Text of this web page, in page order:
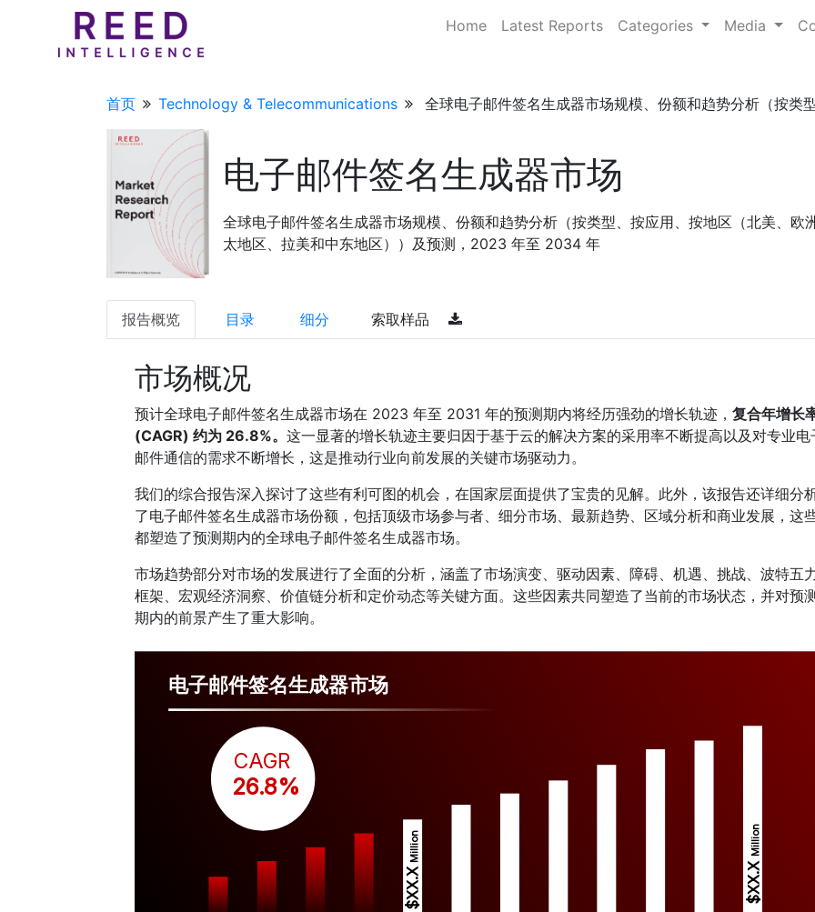
Home Latest Reports Categories Media
首页 Technology & Telecommunications 全球电子邮件签名生成器市场规模、份额和趋势分析（按类
电子邮件签名生成器市场
全球电子邮件签名生成器市场规模、份额和趋势分析（按类型、按应用、按地区（北美、欧
太地区、拉美和中东地区））及预测，2023 年至 2034 年
报告概览 目录 细分 索取样品
市场概况
预计全球电子邮件签名生成器市场在 2023 年至 2031 年的预测期内将经历强劲的增长轨迹， 复合年增长
(CAGR) 约为 26.8%。 这一显著的增长轨迹主要归因于基于云的解决方案的采用率不断提高以及对专业电
邮件通信的需求不断增长，这是推动行业向前发展的关键市场驱动力。
我们的综合报告深入探讨了这些有利可图的机会，在国家层面提供了宝贵的见解。此外，该报告还详细分
了电子邮件签名生成器市场份额，包括顶级市场参与者、细分市场、最新趋势、区域分析和商业发展，这
都塑造了预测期内的全球电子邮件签名生成器市场。
市场趋势部分对市场的发展进行了全面的分析，涵盖了市场演变、驱动因素、障碍、机遇、挑战、波特五
框架、宏观经济洞察、价值链分析和定价动态等关键方面。这些因素共同塑造了当前的市场状态，并对预测
期内的前景产生了重大影响。
电子邮件签名生成器市场
$XX.X
Million
$XX.X
Million
CAGR
26.8%